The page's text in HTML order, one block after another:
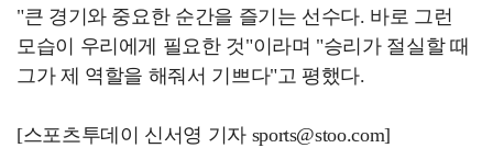
"큰 경기와 중요한 순간을 즐기는 선수다. 바로 그런
모습이 우리에게 필요한 것"이라며 "승리가 절실할 때
그가 제 역할을 해줘서 기쁘다"고 평했다.
[스포츠투데이 신서영 기자 sports@stoo.com]